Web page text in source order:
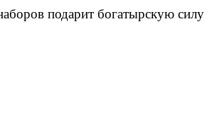
подарит богатырскую силу